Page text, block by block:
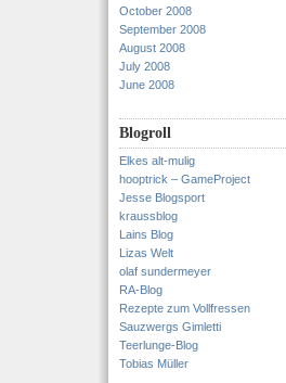
October 2008
September 2008
August 2008
July 2008
June 2008
Blogroll
Elkes alt-mulig
hooptrick – GameProject
Jesse Blogsport
kraussblog
Lains Blog
Lizas Welt
olaf sundermeyer
RA-Blog
Rezepte zum Vollfressen
Sauzwergs Gimletti
Teerlunge-Blog
Tobias Müller